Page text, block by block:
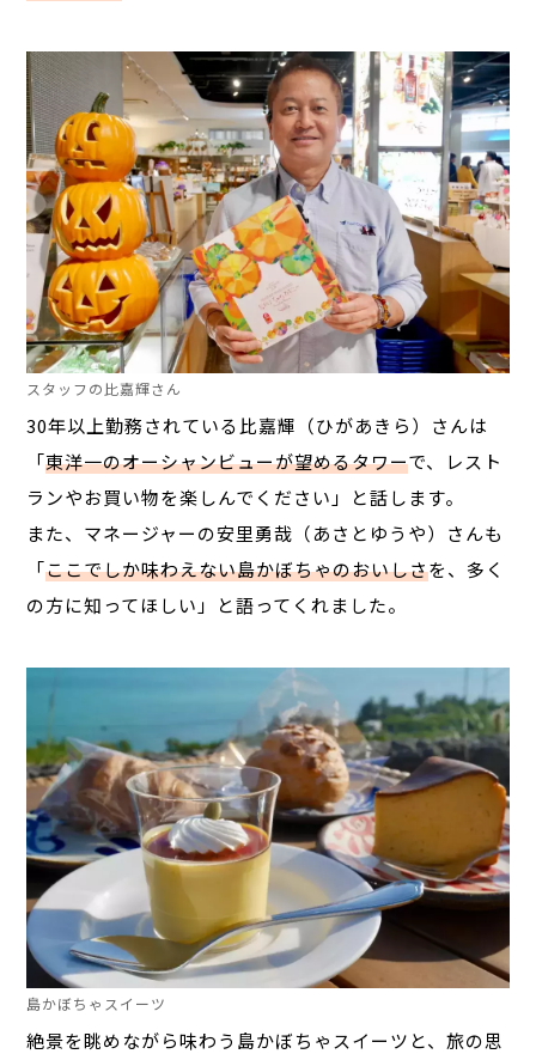
スタッフの比嘉輝さん
30年以上勤務されている比嘉輝（ひがあきら）さんは
「東洋一のオーシャンビューが望めるタワーで、レスト
ランやお買い物を楽しんでください」と話します。
また、マネージャーの安里勇哉（あさとゆうや）さんも
「ここでしか味わえない島かぼちゃのおいしさを、多く
の方に知ってほしい 」と語ってくれました。
島かぼちゃスイーツ
絶景を眺めながら味わう島かぼちゃスイーツと、旅の思